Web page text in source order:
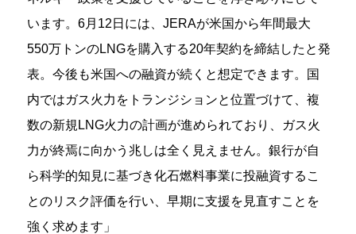
います。6月12日には、JERAが米国から年間最大
550万トンのLNGを購入する20年契約を締結したと発
表。今後も米国への融資が続くと想定できます。国
内ではガス火力をトランジションと位置づけて、複
数の新規LNG火力の計画が進められており、ガス火
力が終焉に向かう兆しは全く見えません。銀行が自
ら科学的知見に基づき化石燃料事業に投融資するこ
とのリスク評価を行い、早期に支援を見直すことを
強く求めます」